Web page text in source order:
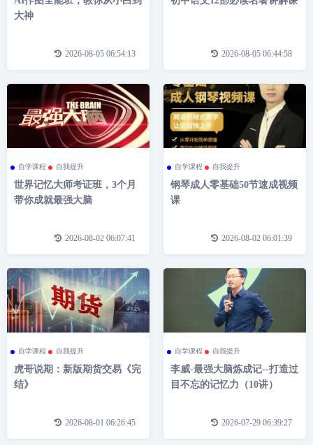
大神
2026-08-05 06:54:13 2026-08-05 06:44:58
自学课程 自我提升
世界记忆大师考证班，3个月
带你成就最强大脑
2026-08-02 06:07:41
自学课程 自我提升
钢琴成人零基础50节速成视频
课
2026-08-02 06:01:39
自学课程 自我提升
虎哥说期：新版期货交易《完
结》
2026-08-01 06:26:45
自学课程 自我提升
李威-最强大脑炼成记--打造过
目不忘的记忆力（10讲）
2026-07-29 06:39:27